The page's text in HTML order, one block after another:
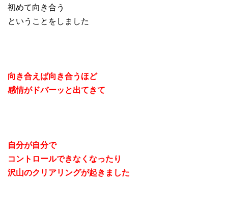
初めて向き合う
ということをしました
向き合えば向き合うほど
感情がドバーッと出てきて
自分が自分で
コントロールできなくなったり
沢山のクリアリングが起きました